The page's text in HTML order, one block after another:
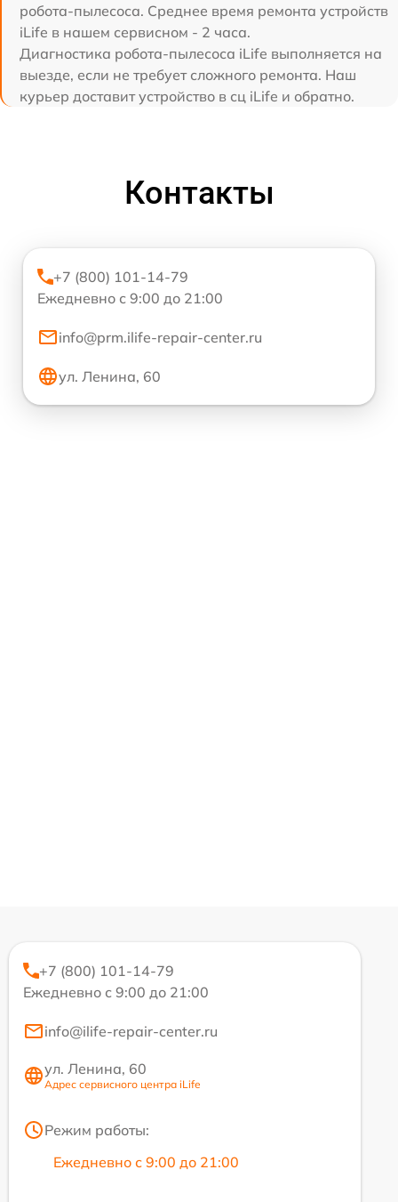
робота-пылесоса. Среднее время ремонта устройств
iLife в нашем сервисном - 2 часа.
Диагностика робота-пылесоса iLife выполняется на
выезде, если не требует сложного ремонта. Наш
курьер доставит устройство в сц iLife и обратно.
Контакты
+7 (800) 101-14-79
Ежедневно с 9:00 до 21:00
info@prm.ilife-repair-center.ru
ул. Ленина, 60
+7 (800) 101-14-79
Ежедневно с 9:00 до 21:00
info@ilife-repair-center.ru
ул. Ленина, 60
Адрес сервисного центра iLife
Режим работы:
Ежедневно с 9:00 до 21:00